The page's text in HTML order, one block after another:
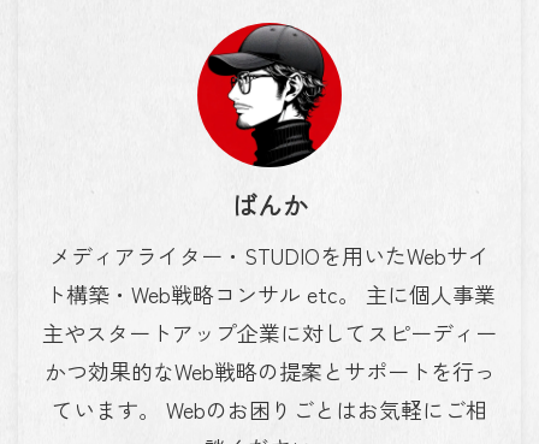
ばんか
メディアライター・STUDIOを用いたWebサイ
ト構築・Web戦略コンサル etc。 主に個人事業
主やスタートアップ企業に対してスピーディー
かつ効果的なWeb戦略の提案とサポートを行っ
ています。 Webのお困りごとはお気軽にご相